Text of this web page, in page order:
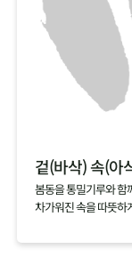
겉(바삭) 속(아
봄동을 통밀기루와 함
차가워진 속을 따뜻하